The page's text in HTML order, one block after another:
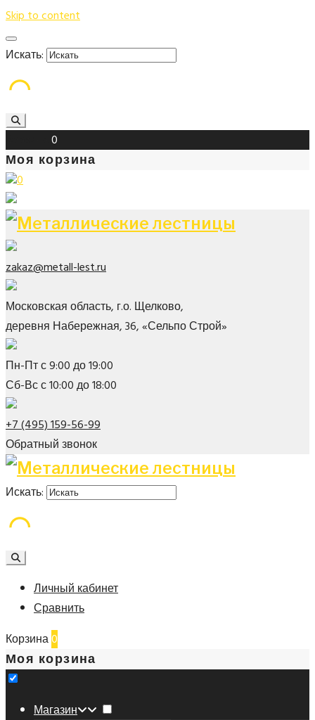
Skip to content
Искать:
0
Моя корзина
0
zakaz@metall-lest.ru
Московская область, г.о. Щелково,
деревня Набережная, 36, «Сельпо Строй»
Пн-Пт с 9:00 до 19:00
Сб-Вс с 10:00 до 18:00
+7 (495) 159-56-99
Обратный звонок
Искать:
Личный кабинет
Сравнить
Корзина0
Моя корзина
Магазин